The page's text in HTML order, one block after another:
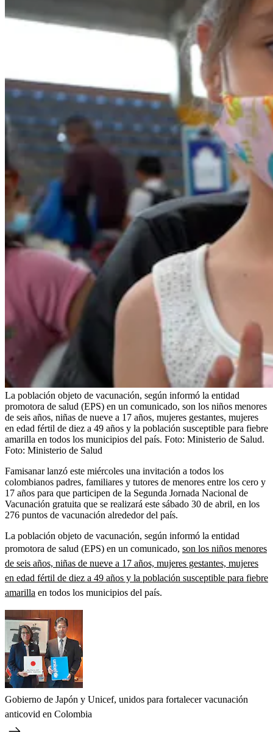
La población objeto de vacunación, según informó la entidad
promotora de salud (EPS) en un comunicado, son los niños menores
de seis años, niñas de nueve a 17 años, mujeres gestantes, mujeres
en edad fértil de diez a 49 años y la población susceptible para fiebre
amarilla en todos los municipios del país. Foto: Ministerio de Salud.
Foto: Ministerio de Salud
Famisanar lanzó este miércoles una invitación a todos los
colombianos padres, familiares y tutores de menores entre los cero y
17 años para que participen de la Segunda Jornada Nacional de
Vacunación gratuita que se realizará este sábado 30 de abril, en los
276 puntos de vacunación alrededor del país.
La población objeto de vacunación, según informó la entidad
promotora de salud (EPS) en un comunicado, son los niños menores
de seis años, niñas de nueve a 17 años, mujeres gestantes, mujeres
en edad fértil de diez a 49 años y la población susceptible para fiebre
amarilla en todos los municipios del país.
Gobierno de Japón y Unicef, unidos para fortalecer vacunación
anticovid en Colombia